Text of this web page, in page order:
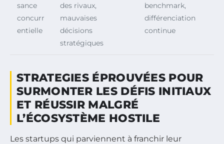
sance
concurr
entielle
des rivaux,
mauvaises
décisions
stratégiques
benchmark,
différenciation
continue
STRATEGIES ÉPROUVÉES POUR
SURMONTER LES DÉFIS INITIAUX
ET RÉUSSIR MALGRÉ
L’ÉCOSYSTÈME HOSTILE
Les startups qui parviennent à franchir leur